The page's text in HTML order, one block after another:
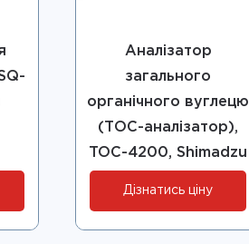
Аналізатор
загального
органічного вуглецю
(ТОС-аналізатор),
TOC-4200, Shimadzu
Дізнатись ціну